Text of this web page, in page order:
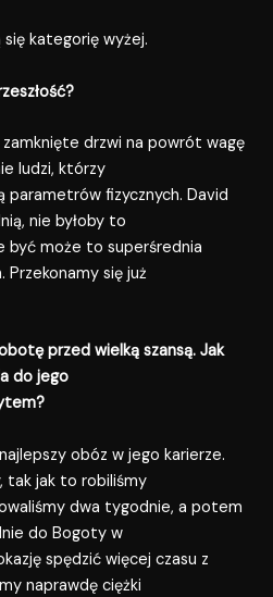
kategorię wyżej.
drzwi na powrót wagę
ludzi, którzy
parametrów fizycznych. David
nie byłoby to
być może to superśrednia
Przekonamy się już
przed wielką szansą. Jak
do jego
obóz w jego karierze.
tak jak to robiliśmy
dwa tygodnie, a potem
do Bogoty w
spędzić więcej czasu z
naprawdę ciężki